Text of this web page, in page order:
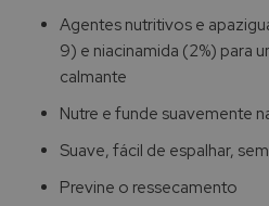
Agentes nutritivos e
9) e niacinamida (2%) para
calmante
Nutre e funde suavemente
Suave, fácil de espalhar,
Previne o ressecamento